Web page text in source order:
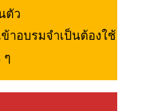
ตัว
ข้าอบรมจำเป็นต้องใช้
ๆ